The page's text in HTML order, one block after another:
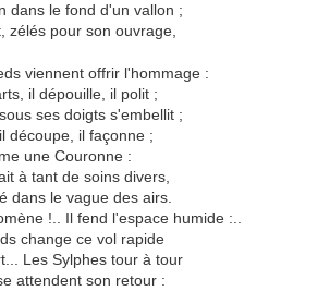
dans le fond d'un vallon ;
zélés pour son ouvrage,
viennent offrir l'hommage :
il dépouille, il polit ;
ses doigts s'embellit ;
découpe, il façonne ;
une Couronne :
à tant de soins divers,
dans le vague des airs.
!.. Il fend l'espace humide :..
change ce vol rapide
Les Sylphes tour à tour
attendent son retour :